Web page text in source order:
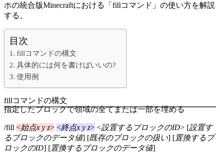
ホの統合版Minecraftにおける「fillコマンド」の使い方を解説
する。
目次
fillコマンドの構文
具体的には何を書けばいいの?
使用例
fillコマンドの構文
指定したブロックで領域の全てまたは一部を埋める
/fill <始点x y z> <終点x y z> <設置するブロックのID> [設置す
るブロックのデータ値] [既存のブロックの扱い] [置換するブ
ロックのID] [置換するブロックのデータ値]